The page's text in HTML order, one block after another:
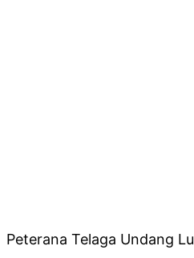
Peterana Telaga Undang